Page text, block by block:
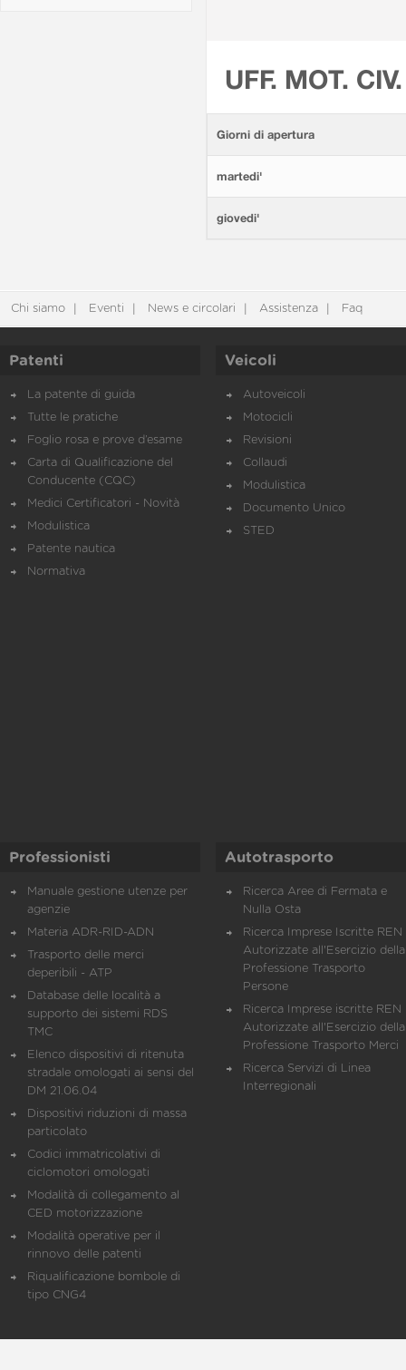
UFF. MOT.
Giorni di apertura
martedi'
giovedi'
Chi siamo Eventi News e circolari Assistenza Faq
Patenti
La patente di guida
Tutte le pratiche
Foglio rosa e prove d’esame
Carta di Qualificazione del
Conducente (CQC)
Medici Certificatori - Novità
Modulistica
Patente nautica
Normativa
Veicoli
Autoveicoli
Motocicli
Revisioni
Collaudi
Modulistica
Documento Unico
STED
Professionisti
Manuale gestione utenze per
agenzie
Materia ADR-RID-ADN
Trasporto delle merci
deperibili - ATP
Database delle località a
supporto dei sistemi RDS
TMC
Elenco dispositivi di ritenuta
stradale omologati ai sensi del
DM 21.06.04
Dispositivi riduzioni di massa
particolato
Codici immatricolativi di
ciclomotori omologati
Modalità di collegamento al
CED motorizzazione
Modalità operative per il
rinnovo delle patenti
Riqualificazione bombole di
tipo CNG4
Autotrasporto
Ricerca Aree di Fermata e
Nulla Osta
Ricerca Imprese Iscritte REN
Autorizzate all'Esercizio della
Professione Trasporto
Persone
Ricerca Imprese iscritte REN
Autorizzate all'Esercizio della
Professione Trasporto Merci
Ricerca Servizi di Linea
Interregionali